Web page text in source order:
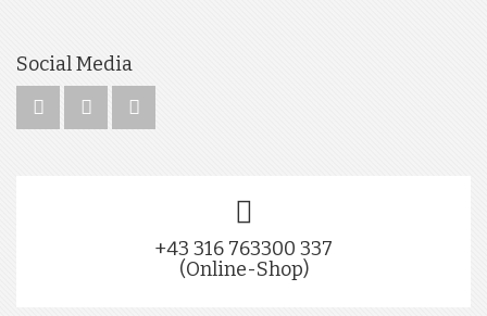
Social Media
+43 316 763300 337
(Online-Shop)